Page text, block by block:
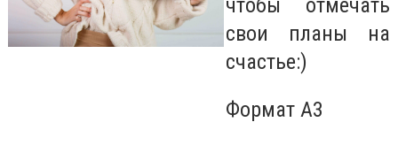
чтобы отмечать
свои планы на
счастье:)
Формат А3